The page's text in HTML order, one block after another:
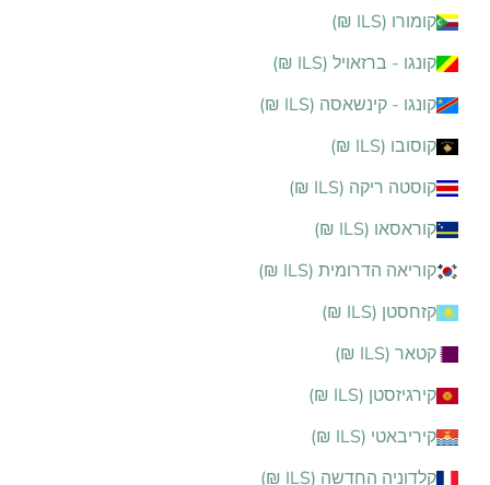
קומורו (ILS ₪)
קונגו - ברזאויל (ILS ₪)
קונגו - קינשאסה (ILS ₪)
קוסובו (ILS ₪)
קוסטה ריקה (ILS ₪)
קוראסאו (ILS ₪)
קוריאה הדרומית (ILS ₪)
קזחסטן (ILS ₪)
קטאר (ILS ₪)
קירגיזסטן (ILS ₪)
קיריבאטי (ILS ₪)
קלדוניה החדשה (ILS ₪)